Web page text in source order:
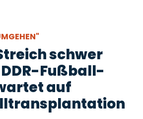
schwer
Fußball-
auf